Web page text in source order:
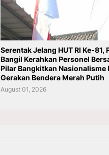
Serentak Jelang HUT RI Ke-81,
Bangil Kerahkan Personel
Pilar Bangkitkan Nasionalisme
Gerakan Bendera Merah Putih
August 01, 2026